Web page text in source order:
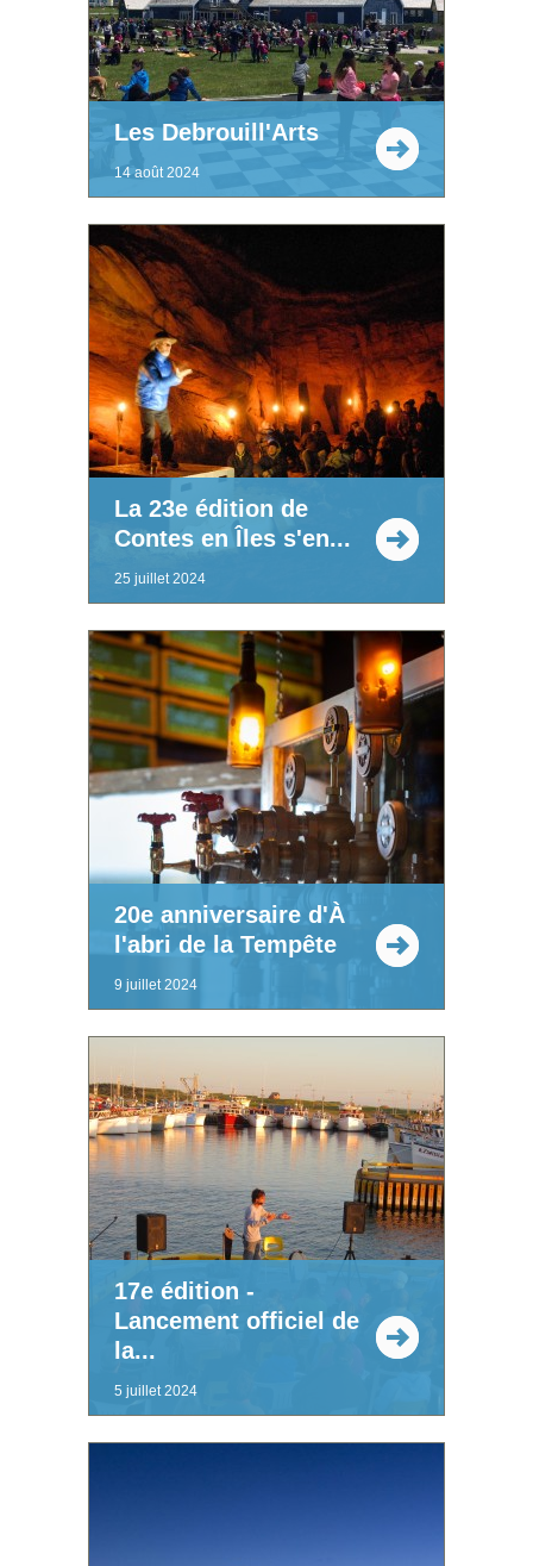
Les Debrouill'Arts
14 août 2024
La 23e édition de
Contes en Îles s'en...
25 juillet 2024
20e anniversaire d'À
l'abri de la Tempête
9 juillet 2024
17e édition -
Lancement officiel de
la...
5 juillet 2024